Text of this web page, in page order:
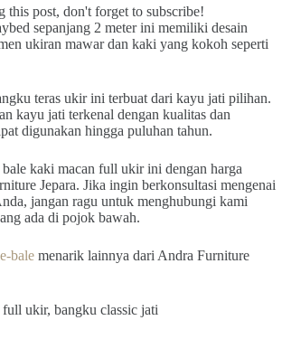
this post, don't forget to subscribe!
sepanjang 2 meter ini memiliki desain
ukiran mawar dan kaki yang kokoh seperti
teras ukir ini terbuat dari kayu jati pilihan.
kayu jati terkenal dengan kualitas dan
digunakan hingga puluhan tahun.
bale kaki macan full ukir ini dengan harga
Jepara. Jika ingin berkonsultasi mengenai
jangan ragu untuk menghubungi kami
ada di pojok bawah.
bale menarik lainnya dari Andra Furniture
ukir, bangku classic jati